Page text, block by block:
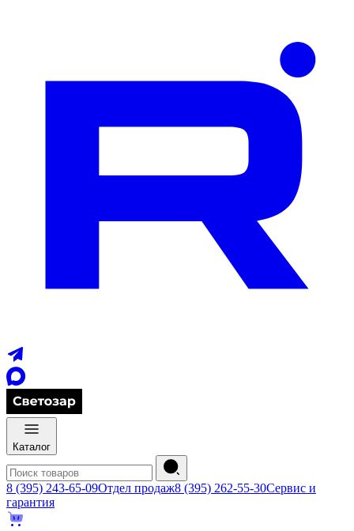
Каталог
8 (395) 243-65-09Отдел продаж8 (395) 262-55-30Сервис и
гарантия